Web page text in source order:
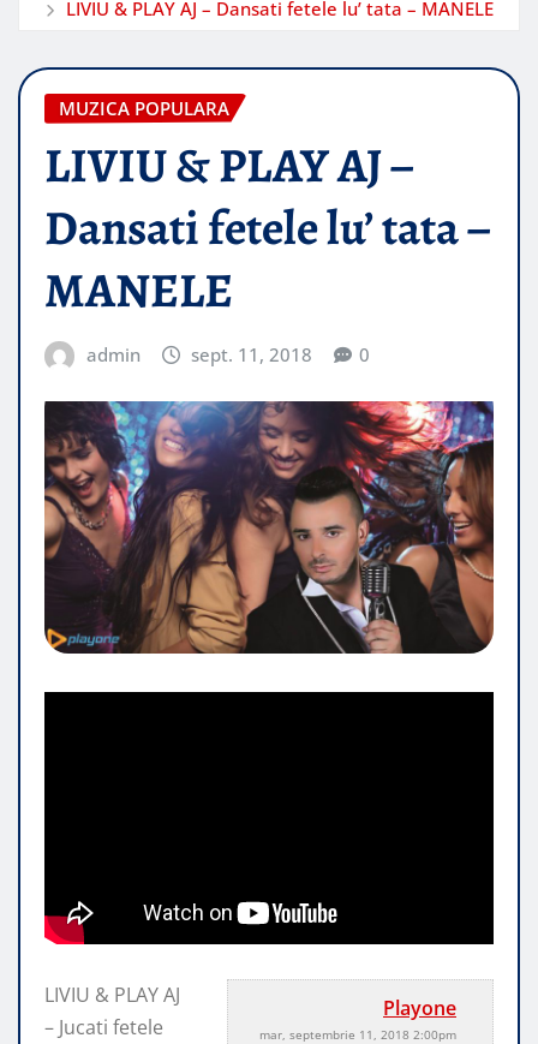
LIVIU & PLAY AJ – Dansati fetele lu’ tata – MANELE
MUZICA POPULARA
LIVIU & PLAY AJ –
Dansati fetele lu’ tata –
MANELE
admin sept. 11, 2018 0
Playone
mar, septembrie 11, 2018 2:00pm
LIVIU & PLAY AJ
– Jucati fetele